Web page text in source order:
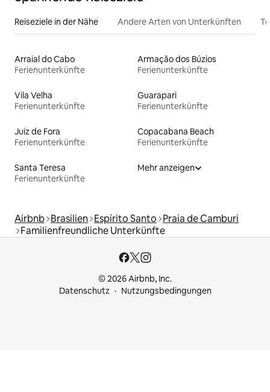
Reiseziele in der Nähe Andere Arten von Unterkünften
Arraial do Cabo
Ferienunterkünfte
Armação dos Búzios
Ferienunterkünfte
Vila Velha
Ferienunterkünfte
Guarapari
Ferienunterkünfte
Juiz de Fora
Ferienunterkünfte
Copacabana Beach
Ferienunterkünfte
Santa Teresa
Ferienunterkünfte
Mehr anzeigen
Airbnb Brasilien Espírito Santo Praia de Camburi
Familienfreundliche Unterkünfte
© 2026 Airbnb, Inc.
Datenschutz
Nutzungsbedingungen